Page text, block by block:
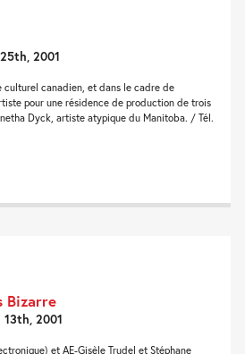
2001
culturel canadien, et dans le cadre de
pour une résidence de production de trois
Dyck, artiste atypique du Manitoba. / Tél.
Bizarre
2001
et AE-Gisèle Trudel et Stéphane